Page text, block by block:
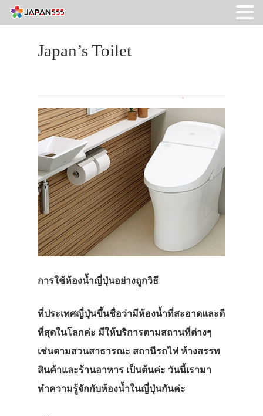
Japan’s Toilet
การใช้ห้องน้ำญี่ปุ่นอย่างถูกวิธี
ที่ประเทศญี่ปุ่นขึ้นชื่อว่ามีห้องน้ำที่สะอาดและดี
ที่สุดในโลกค่ะ มีให้บริการตามสถานที่ต่างๆ
เช่นตามสวนสาธารณะ สถานีรถไฟ ห้างสรรพ
สินค้าและร้านอาหาร เป็นต้นค่ะ วันนี้เรามา
ทำความรู้จักกับห้องน้ำในญี่ปุ่นกันค่ะ